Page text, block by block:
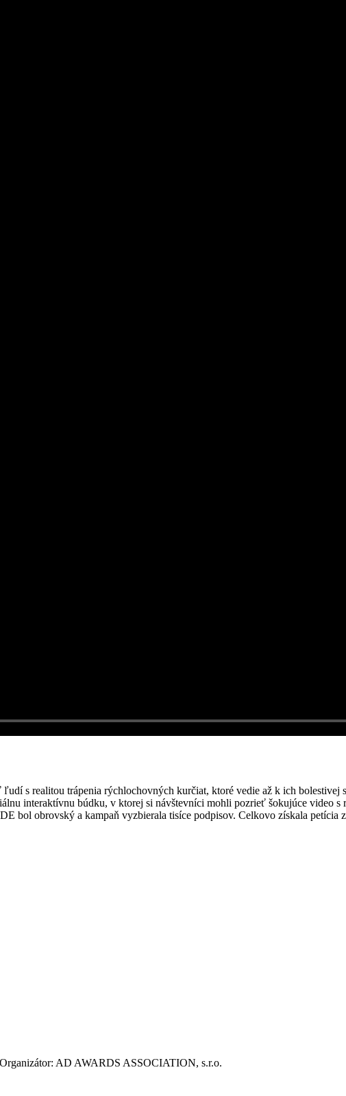
s realitou trápenia rýchlochovných kurčiat, ktoré vedie až k ich bolestivej
interaktívnu búdku, v ktorej si návštevníci mohli pozrieť šokujúce video s
bol obrovský a kampaň vyzbierala tisíce podpisov. Celkovo získala petícia
AD AWARDS ASSOCIATION, s.r.o.